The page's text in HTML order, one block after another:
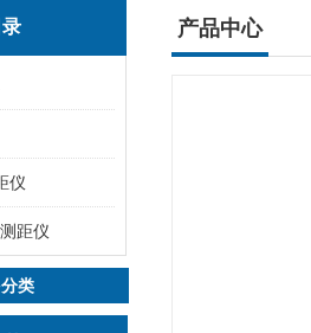
仪
距仪
类
产品中心